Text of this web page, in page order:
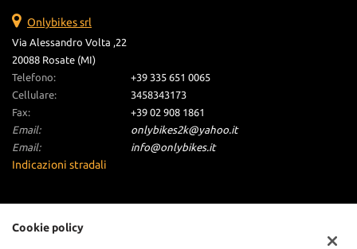
Onlybikes srl
Via Alessandro Volta ,22
20088 Rosate (MI)
Telefono:
+39 335 651 0065
Cellulare:
3458343173
Fax:
+39 02 908 1861
Email:
onlybikes2k@yahoo.it
Email:
info@onlybikes.it
Indicazioni stradali
Dati fiscali:
Cookie policy